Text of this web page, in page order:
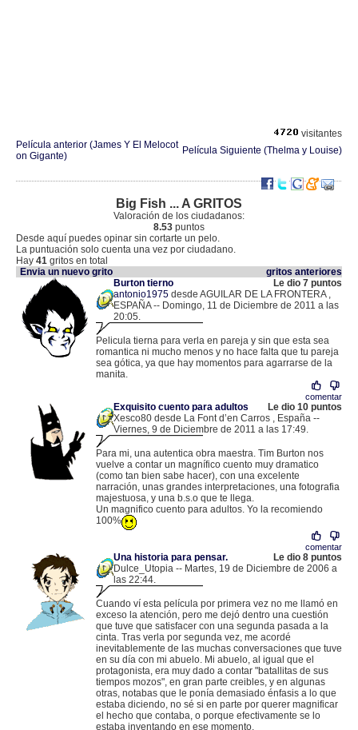
visitantes
Película anterior (James Y El Melocot
on Gigante)
Película Siguiente (Thelma y Louise)
Big Fish ... A GRITOS
Valoración de los ciudadanos:
8.53 puntos
Desde aquí puedes opinar sin cortarte un pelo.
La puntuación solo cuenta una vez por ciudadano.
Hay 41 gritos en total
Envia un nuevo grito
gritos anteriores
Burton tierno
Le dio 7 puntos
antonio1975 desde AGUILAR DE LA FRONTERA ,
ESPAÑA -- Domingo, 11 de Diciembre de 2011 a las
20:05.
Pelicula tierna para verla en pareja y sin que esta sea
romantica ni mucho menos y no hace falta que tu pareja
sea gótica, ya que hay momentos para agarrarse de la
manita.
comentar
Exquisito cuento para adultos
Le dio 10 puntos
Xesco80 desde La Font d’en Carros , España --
Viernes, 9 de Diciembre de 2011 a las 17:49.
Para mi, una autentica obra maestra. Tim Burton nos
vuelve a contar un magnífico cuento muy dramatico
(como tan bien sabe hacer), con una excelente
narración, unas grandes interpretaciones, una fotografia
majestuosa, y una b.s.o que te llega.
Un magnifico cuento para adultos. Yo la recomiendo
100%
comentar
Una historia para pensar.
Le dio 8 puntos
Dulce_Utopia -- Martes, 19 de Diciembre de 2006 a
las 22:44.
Cuando ví esta película por primera vez no me llamó en
exceso la atención, pero me dejó dentro una cuestión
que tuve que satisfacer con una segunda pasada a la
cinta. Tras verla por segunda vez, me acordé
inevitablemente de las muchas conversaciones que tuve
en su día con mi abuelo. Mi abuelo, al igual que el
protagonista, era muy dado a contar "batallitas de sus
tiempos mozos", en gran parte creibles, y en algunas
otras, notabas que le ponía demasiado énfasis a lo que
estaba diciendo, no sé si en parte por querer magnificar
el hecho que contaba, o porque efectivamente se lo
estaba inventando en ese momento.